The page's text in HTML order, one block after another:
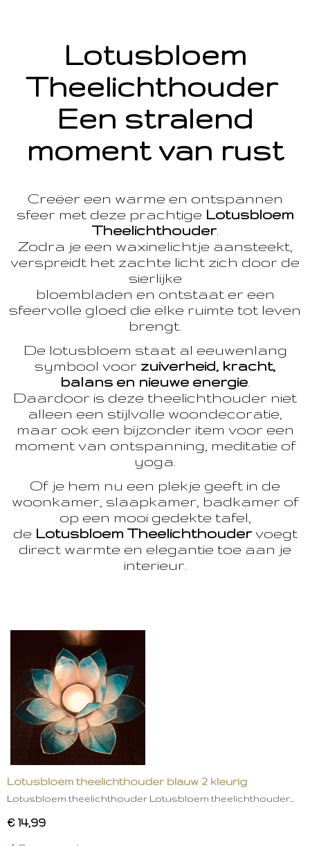
Lotusbloem
Theelichthouder
Een stralend
moment van rust
Creëer een warme en ontspannen
sfeer met deze prachtige Lotusbloem
Theelichthouder.
Zodra je een waxinelichtje aansteekt,
verspreidt het zachte licht zich door de
sierlijke
bloembladen en ontstaat er een
sfeervolle gloed die elke ruimte tot leven
brengt.
De lotusbloem staat al eeuwenlang
symbool voor zuiverheid, kracht,
balans en nieuwe energie
Daardoor is deze theelichthouder niet
alleen een stijlvolle woondecoratie,
maar ook een bijzonder item voor een
moment van ontspanning, meditatie of
yoga.
Of je hem nu een plekje geeft in de
woonkamer, slaapkamer, badkamer of
op een mooi gedekte tafel,
de Lotusbloem Theelichthoudervoegt
direct warmte en elegantie toe aan je
interieur.
Lotusbloem theelichthouder blauw 2 kleurig
Lotusbloem theelichthouder Lotusbloem theelichthouder…
€ 14,99